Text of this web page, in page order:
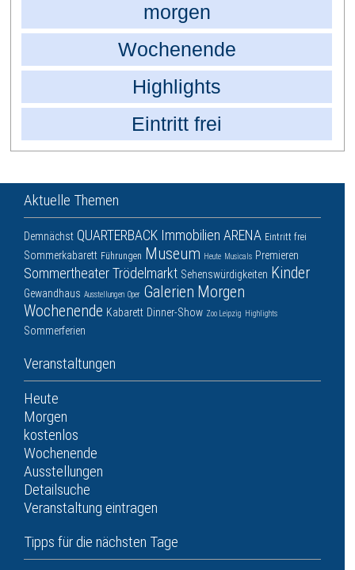
morgen
Wochenende
Highlights
Eintritt frei
Aktuelle Themen
Demnächst QUARTERBACK Immobilien ARENA Eintritt frei
Sommerkabarett Führungen Museum Heute Musicals Premieren
SommertheaterTrödelmarkt Sehenswürdigkeiten Kinder
Gewandhaus Ausstellungen Oper Galerien Morgen
Wochenende Kabarett Dinner-Show Zoo Leipzig Highlights
Sommerferien
Veranstaltungen
Heute
Morgen
kostenlos
Wochenende
Ausstellungen
Detailsuche
Veranstaltung eintragen
Tipps für die nächsten Tage